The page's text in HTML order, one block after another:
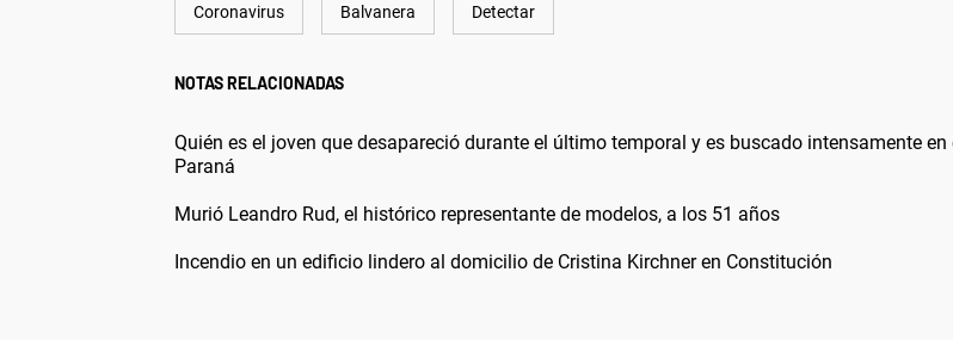
Coronavirus Balvanera Detectar
NOTAS RELACIONADAS
Quién es el joven que desapareció durante el último temporal y es buscado intensamente en
Paraná
Murió Leandro Rud, el histórico representante de modelos, a los 51 años
Incendio en un edificio lindero al domicilio de Cristina Kirchner en Constitución